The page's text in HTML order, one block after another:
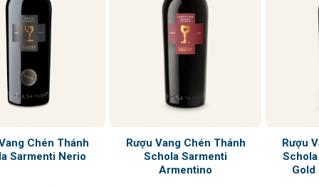
Chén Thánh
Sarmenti Nerio
Rượu Vang Chén Thánh
Schola Sarmenti
Armentino
Rượu
Gold